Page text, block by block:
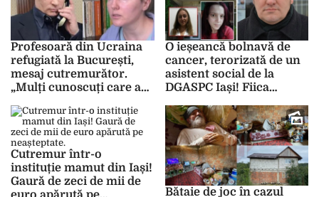
Profesoară din Ucraina
refugiată la București,
mesaj cutremurător.
„Mulți cunoscuți care au
militari că în Odesa
urmează ceva
îngrozitor.”
O ieșeancă bolnavă de
cancer, terorizată de un
asistent social de la
DGASPC Iași! Fiica
suferit un atac de panică
după ce a fost
”interogată“ telefonic
Cutremur într-o
instituție mamut din Iași!
Gaură de zeci de mii de
Bătaie de joc în cazul